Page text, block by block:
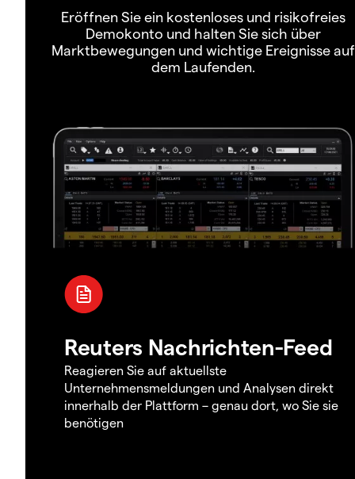
Eröffnen Sie ein kostenloses und risikofreies
Demokonto und halten Sie sich über
Marktbewegungen und wichtige Ereignisse auf
dem Laufenden.
Reuters Nachrichten-Feed
Reagieren Sie auf aktuellste
Unternehmensmeldungen und Analysen direkt
innerhalb der Plattform – genau dort, wo Sie sie
benötigen